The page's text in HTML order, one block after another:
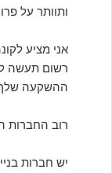
ותוותר על
אני מציע
רשום תעשה
ההשקעה
רוב החברות
יש חברות